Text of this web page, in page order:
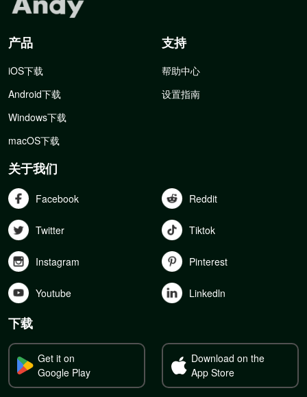
产品
iOS下载
Android下载
Windows下载
macOS下载
支持
帮助中心
设置指南
关于我们
Facebook Reddit
Twitter Tiktok
Instagram Pinterest
Youtube Linkedln
下载
Get it on
Google Play
Download on the
App Store